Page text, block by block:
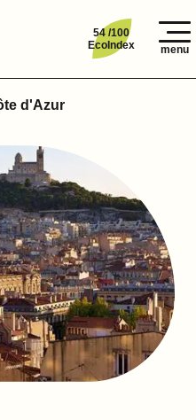
54 /100
EcoIndex
menu
d'Azur